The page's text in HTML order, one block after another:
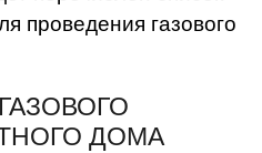
проведения газового
ДОМА